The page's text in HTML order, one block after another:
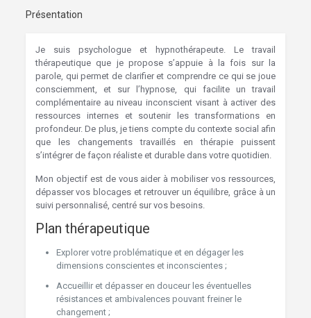
Présentation
Je suis psychologue et hypnothérapeute. Le travail
thérapeutique que je propose s’appuie à la fois sur la
parole, qui permet de clarifier et comprendre ce qui se joue
consciemment, et sur l’hypnose, qui facilite un travail
complémentaire au niveau inconscient visant à activer des
ressources internes et soutenir les transformations en
profondeur. De plus, je tiens compte du contexte social afin
que les changements travaillés en thérapie puissent
s’intégrer de façon réaliste et durable dans votre quotidien.
Mon objectif est de vous aider à mobiliser vos ressources,
dépasser vos blocages et retrouver un équilibre, grâce à un
suivi personnalisé, centré sur vos besoins.
Plan thérapeutique
Explorer votre problématique et en dégager les
dimensions conscientes et inconscientes ;
Accueillir et dépasser en douceur les éventuelles
résistances et ambivalences pouvant freiner le
changement ;